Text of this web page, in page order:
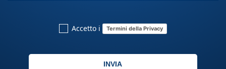
Accetto i Termini della Privacy
INVIA